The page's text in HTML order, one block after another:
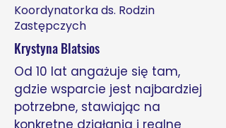
Koordynatorka ds. Rodzin
Zastępczych
Krystyna Blatsios
Od 10 lat angażuje się tam,
gdzie wsparcie jest najbardziej
potrzebne, stawiając na
konkretne działania i realne